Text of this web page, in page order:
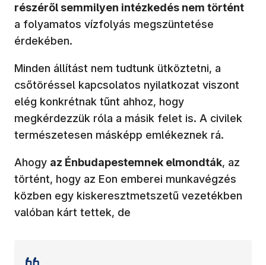
részéről semmilyen intézkedés nem történt
a folyamatos vízfolyás megszüntetése
érdekében.
Minden állítást nem tudtunk ütköztetni, a
csőtöréssel kapcsolatos nyilatkozat viszont
elég konkrétnak tűnt ahhoz, hogy
megkérdezzük róla a másik felet is. A civilek
természetesen másképp emlékeznek rá.
Ahogy az Énbudapestemnek elmondták, az
történt, hogy az Eon emberei munkavégzés
közben egy kiskeresztmetszetű vezetékben
valóban kárt tettek, de